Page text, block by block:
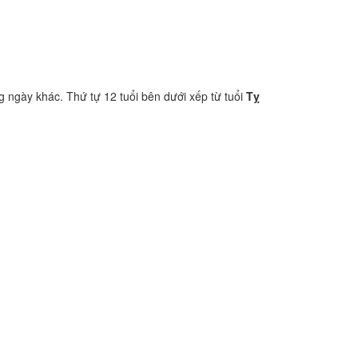
ngày khác. Thứ tự 12 tuổi bên dưới xếp từ tuổi Tỵ